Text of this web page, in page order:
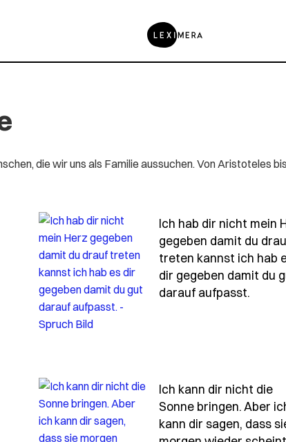
die wir uns als Familie aussuchen. Von Aristoteles
das-gefuehl-ich-werd-verrueckt-weil-du-mir-
Ich hab dir nicht mein
gegeben damit du
treten kannst ich hab
dir gegeben damit du
darauf aufpasst. -
ich-kann-deine-schmerzen-nicht-nehmen-
Ich kann dir nicht die
Sonne bringen. Aber
kann dir sagen, dass